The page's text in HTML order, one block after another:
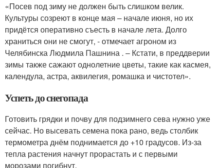
«Посев под зиму не должен быть слишком велик.
Культуры созреют в конце мая – начале июня, но их
придётся оперативно съесть в начале лета. Долго
храниться они не смогут, - отмечает агроном из
Челябинска Людмила Пашнина . – Кстати, в преддверии
зимы также сажают однолетние цветы, такие как касмея,
календула, астра, аквилегия, ромашка и чистотел».
Успеть до снегопада
Готовить грядки и почву для подзимнего сева нужно уже
сейчас. Но высевать семена пока рано, ведь столбик
термометра днём поднимается до +10 градусов. Из-за
тепла растения начнут прорастать и с первыми
морозами погибнут.